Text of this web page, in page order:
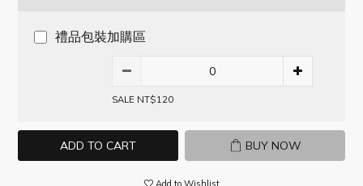
禮品包裝加購區
SALE NT$120
ADD TO CART BUY NOW
Add to Wishlist